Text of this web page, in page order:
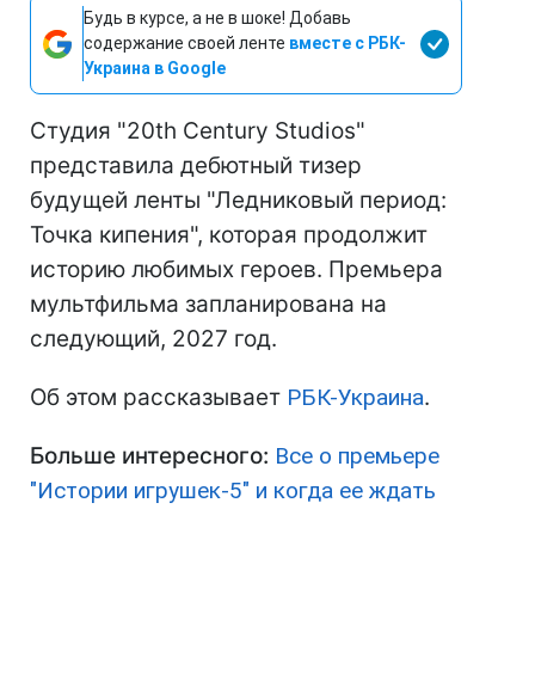
Будь в курсе, а не в шоке! Добавь
содержание своей ленте вместе с РБК-
Украина в Google
Студия "20th Century Studios"
представила дебютный тизер
будущей ленты "Ледниковый период:
Точка кипения", которая продолжит
историю любимых героев. Премьера
мультфильма запланирована на
следующий, 2027 год.
Об этом рассказывает РБК-Украина.
Больше интересного: Все о премьере
"Истории игрушек-5" и когда ее ждать